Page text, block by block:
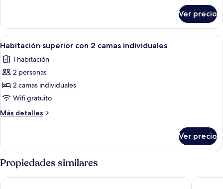
individual
estándar
Ver precio
Abrir
todas
las
fotos
de
Habitación
superior
con
camas
individuales
Habitación de hotel con dos camas,
3
Habitación superior con 2 camas individuales
1 habitación
2 personas
2 camas individuales
Wifi gratuito
Más detalles
Más
superior
con
2
camas
individuales
Ver precio
Propiedades similares
K's House Hokkaido - Asahidake Onsen Hostel LA